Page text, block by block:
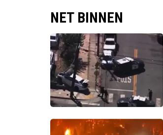
NET BINNEN